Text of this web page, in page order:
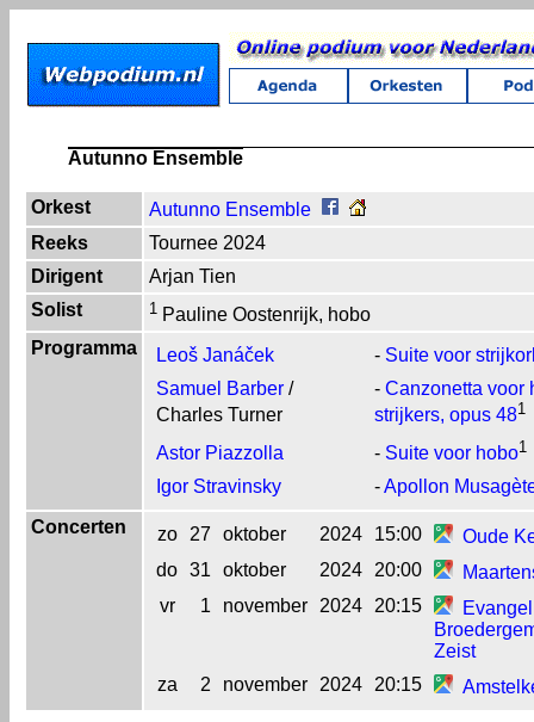
Autunno Ensemble
Orkest
Autunno Ensemble
Reeks
Tournee 2024
Dirigent
Arjan Tien
Solist
1 Pauline Oostenrijk, hobo
Programma
Leoš Janáček - Suite voor
Samuel Barber /
Charles Turner
- Canzonetta voor
strijkers, opus 481
Astor Piazzolla - Suite voor hobo1
Igor Stravinsky -Apollon
Concerten
zo 27 oktober 2024 15:00
Oude
do 31 oktober 2024 20:00
vr
1 november 2024 20:15
Zeist
za
2 november 2024 20:15